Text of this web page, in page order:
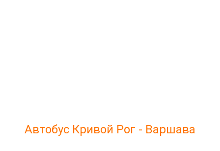
Автобус Кривой Рог - Варшава